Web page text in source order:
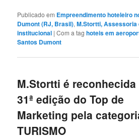
Publicado em Empreendimento hoteleiro
Dumont (RJ, Brasil),M.Stortti, Assessoria
institucional |Com a taghoteis em
Santos Dumont
M.Stortti é reconhecida
31ª edição do Top de
Marketing pela
TURISMO